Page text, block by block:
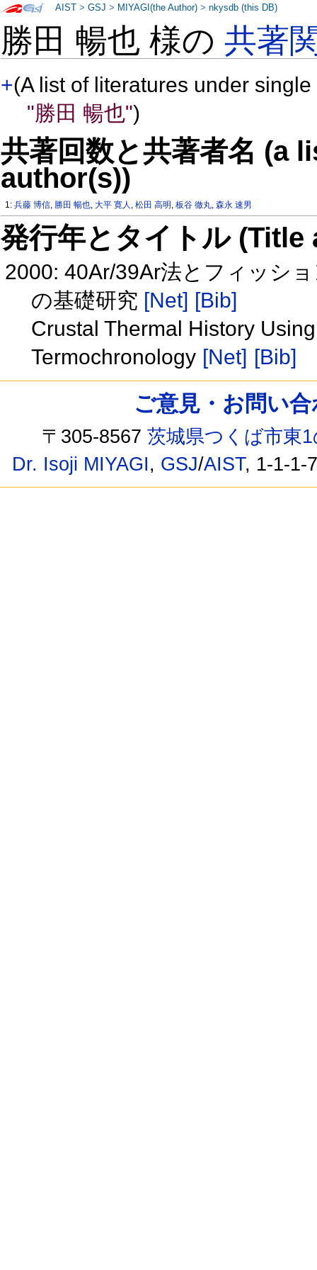
勝田 暢也 様の共著
+(A list of literatures under
"勝田 暢也")
共著回数と共著者名 (a
author(s))
1:兵藤 博信, 勝田 暢也,大平 寛人 ,松田 高明 ,板谷 徹丸,森永 速男
発行年とタイトル
2000: 40Ar/39Ar法とフィッシ
の基礎研究 [Net] [Bib]
Crustal Thermal History
Termochronology [Net] [Bib]
AIST >GSJ > MIYAGI(the Author) >nkysdb (this DB)
ご意見・お問い
〒305-8567茨城県つくば市東
Dr. Isoji MIYAGI, GSJ/AIST, 1-1-1-